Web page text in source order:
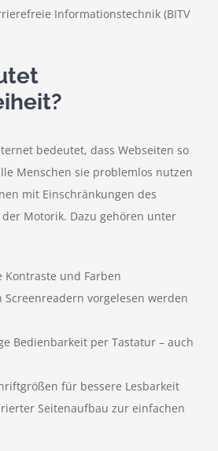
Informationstechnik (BITV
bedeutet, dass Webseiten so
Menschen sie problemlos nutzen
mit Einschränkungen des
der Motorik. Dazu gehören unter
Kontraste und Farben
Screenreadern vorgelesen werden
Bedienbarkeit per Tastatur – auch
für bessere Lesbarkeit
Seitenaufbau zur einfachen